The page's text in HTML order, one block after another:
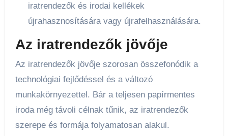
iratrendezők és irodai kellékek
újrahasznosítására vagy újrafelhasználására.
Az iratrendezők jövője
Az iratrendezők jövője szorosan összefonódik a
technológiai fejlődéssel és a változó
munkakörnyezettel. Bár a teljesen papírmentes
iroda még távoli célnak tűnik, az iratrendezők
szerepe és formája folyamatosan alakul.